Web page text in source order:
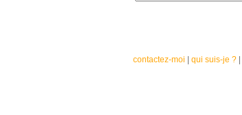
contactez-moi qui suis-je ?|